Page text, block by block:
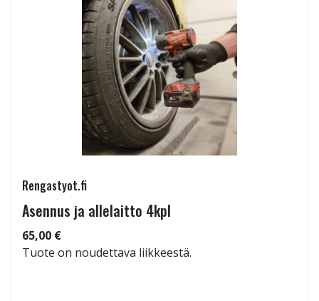
Rengastyot.fi
Asennus ja allelaitto 4kpl
65,00 €
Tuote on noudettava liikkeestä.